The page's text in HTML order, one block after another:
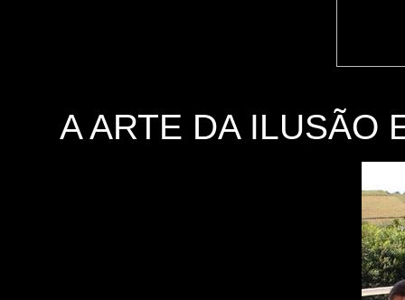
A ARTE DA ILUSÃO